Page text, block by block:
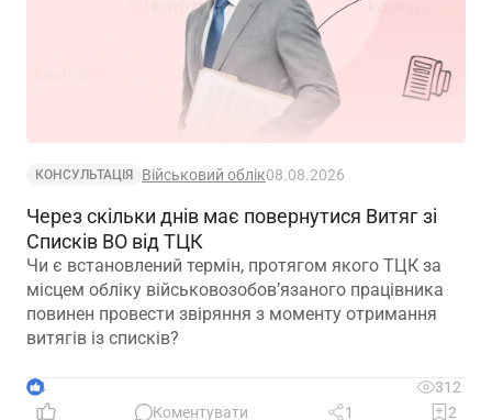
КОНСУЛЬТАЦІЯ Військовий облік08.08.2026
Через скільки днів має повернутися Витяг зі
Списків ВО від ТЦК
Чи є встановлений термін, протягом якого ТЦК за
місцем обліку військовозобов’язаного працівника
повинен провести звіряння з моменту отримання
витягів із списків?
4
312
Коментувати
1 2